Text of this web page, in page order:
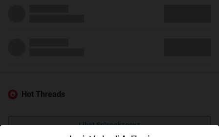
Hot Threads
Lihat Selengkapnya